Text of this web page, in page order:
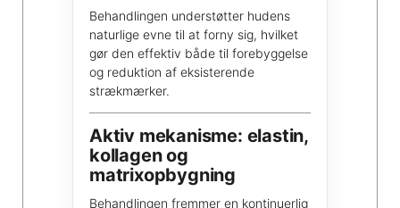
Behandlingen understøtter hudens
naturlige evne til at forny sig, hvilket
gør den effektiv både til forebyggelse
og reduktion af eksisterende
strækmærker.
Aktiv mekanisme: elastin,
kollagen og
matrixopbygning
Behandlingen fremmer en kontinuerlig